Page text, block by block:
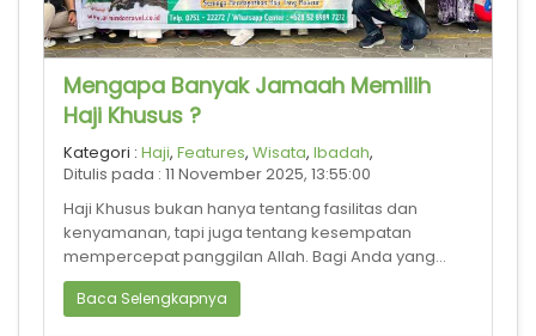
Mengapa Banyak Jamaah Memilih
Haji Khusus ?
Kategori : Haji, Features, Wisata, Ibadah,
Ditulis pada : 11 November 2025, 13:55:00
Haji Khusus bukan hanya tentang fasilitas dan
kenyamanan, tapi juga tentang kesempatan
mempercepat panggilan Allah. Bagi Anda yang
ingin berhaji tanpa menunggu puluhan tahun,
Baca Selengkapnya